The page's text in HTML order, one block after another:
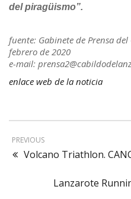
del piragüismo”.
fuente: Gabinete de Prensa
febrero de 2020
e-mail:
enlace web de la noticia
PREVIOUS
Volcano Triathlon.
Lanzarote